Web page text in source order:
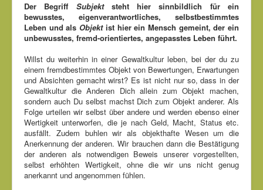
Der Begriff Subjektsteht hier sinnbildlich für ein
bewusstes, eigenverantwortliches, selbstbestimmtes
Leben und als Objektist hier ein Mensch gemeint, der ein
unbewusstes, fremd-orientiertes, angepasstes Leben führt.
Willst du weiterhin in einer Gewaltkultur leben, bei der du zu
einem fremdbestimmtes Objekt von Bewertungen, Erwartungen
und Absichten gemacht wirst? Es ist nicht nur so, dass in der
Gewaltkultur die Anderen Dich allein zum Objekt machen,
sondern auch Du selbst machst Dich zum Objekt anderer. Als
Folge urteilen wir selbst über andere und werden ebenso einer
Wertigkeit unterworfen, die je nach Geld, Macht, Status etc.
ausfällt. Zudem buhlen wir als objekthafte Wesen um die
Anerkennung der anderen. Wir brauchen dann die Bestätigung
der anderen als notwendigen Beweis unserer vorgestellten,
selbst erhöhten Wertigkeit, ohne die wir uns nicht genug
anerkannt und angenommen fühlen.